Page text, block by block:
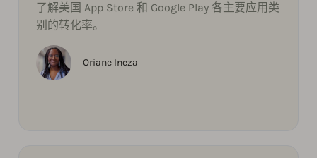
了解美国 App Store 和 Google Play 各主要应用类
别的转化率。
Oriane Ineza